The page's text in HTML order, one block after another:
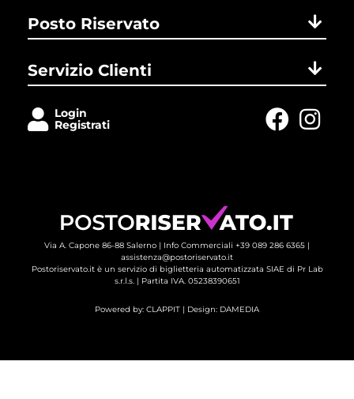
Posto Riservato
Servizio Clienti
Login
Registrati
Via A. Capone 86-88 Salerno | Info Commerciali +39 089 286 6365 |
assistenza@postoriservato.it
Postoriservato.it è un servizio di biglietteria automatizzata SIAE di Pr Lab
s.r.l.s. | Partita IVA. 05238390651
Powered by: CLAPPIT | Design: DAMEDIA